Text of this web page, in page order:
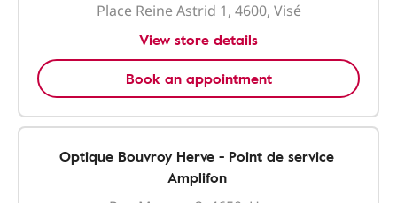
Place Reine Astrid 1, 4600, Visé
View store details
Book an appointment
Optique Bouvroy Herve - Point de service
Amplifon